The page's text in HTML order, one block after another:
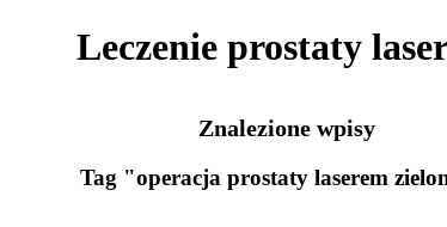
Leczenie prostaty
Znalezione wpisy
Tag "operacja prostaty laserem